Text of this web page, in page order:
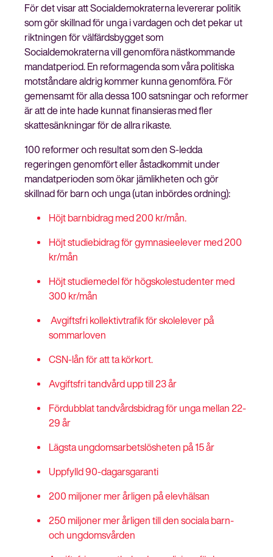
För det visar att Socialdemokraterna levererar politik
som gör skillnad för unga i vardagen och det pekar ut
riktningen för välfärdsbygget som
Socialdemokraterna vill genomföra nästkommande
mandatperiod. En reformagenda som våra politiska
motståndare aldrig kommer kunna genomföra. För
gemensamt för alla dessa 100 satsningar och reformer
är att de inte hade kunnat finansieras med fler
skattesänkningar för de allra rikaste.
100 reformer och resultat som den S-ledda
regeringen genomfört eller åstadkommit under
mandatperioden som ökar jämlikheten och gör
skillnad för barn och unga (utan inbördes ordning):
Höjt barnbidrag med 200 kr/mån.
Höjt studiebidrag för gymnasieelever med 200
kr/mån
Höjt studiemedel för högskolestudenter med
300 kr/mån
Avgiftsfri kollektivtrafik för skolelever på
sommarloven
CSN-lån för att ta körkort.
Avgiftsfri tandvård upp till 23 år
Fördubblat tandvårdsbidrag för unga mellan 22-
29 år
Lägsta ungdomsarbetslösheten på 15 år
Uppfylld 90-dagarsgaranti
200 miljoner mer årligen på elevhälsan
250 miljoner mer årligen till den sociala barn-
och ungdomsvården